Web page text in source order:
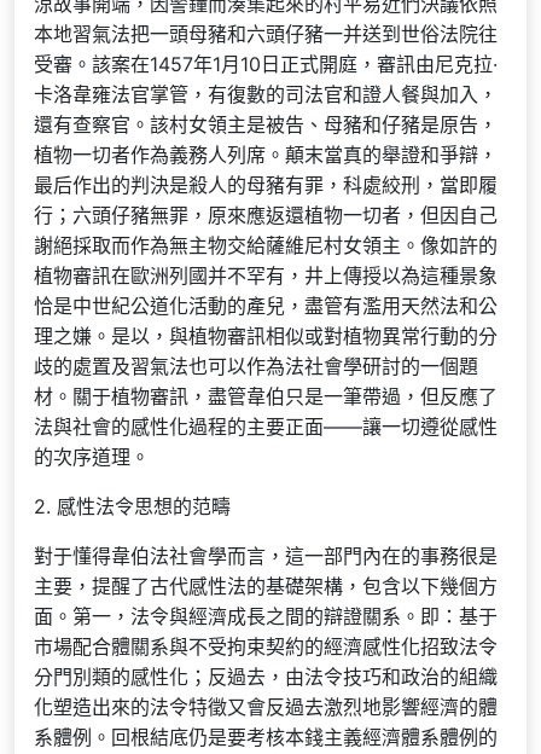
本地習氣法把一頭母豬和六頭仔豬一并送到世俗法院往
受審。該案在1457年1月10日正式開庭，審訊由尼克拉·
卡洛韋雍法官掌管，有復數的司法官和證人餐與加入，
還有查察官。該村女領主是被告、母豬和仔豬是原告，
植物一切者作為義務人列席。顛末當真的舉證和爭辯，
最后作出的判決是殺人的母豬有罪，科處絞刑，當即履
行；六頭仔豬無罪，原來應返還植物一切者，但因自己
謝絕採取而作為無主物交給薩維尼村女領主。像如許的
植物審訊在歐洲列國并不罕有，井上傳授以為這種景象
恰是中世紀公道化活動的產兒，盡管有濫用天然法和公
理之嫌。是以，與植物審訊相似或對植物異常行動的分
歧的處置及習氣法也可以作為法社會學研討的一個題
材。關于植物審訊，盡管韋伯只是一筆帶過，但反應了
法與社會的感性化過程的主要正面——讓一切遵從感性
的次序道理。
2. 感性法令思想的范疇
對于懂得韋伯法社會學而言，這一部門內在的事務很是
主要，提醒了古代感性法的基礎架構，包含以下幾個方
面。第一，法令與經濟成長之間的辯證關系。即：基于
市場配合體關系與不受拘束契約的經濟感性化招致法令
分門別類的感性化；反過去，由法令技巧和政治的組織
化塑造出來的法令特徵又會反過去激烈地影響經濟的體
系體例。回根結底仍是要考核本錢主義經濟體系體例的